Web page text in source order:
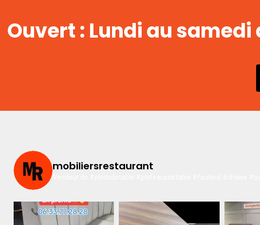
Ouvert : Lundi au samedi
mobiliersrestaurant